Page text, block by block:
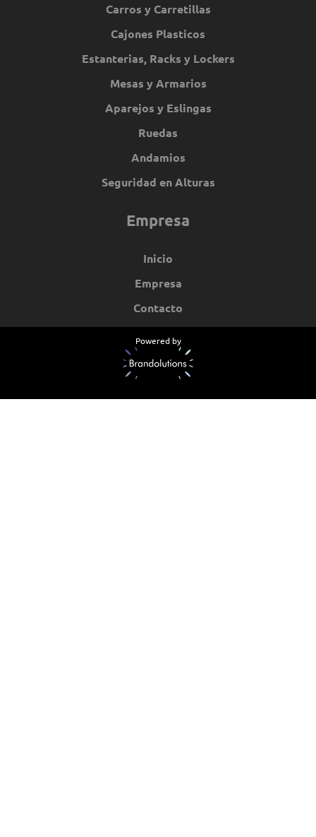
Carros y Carretillas
Cajones Plasticos
Estanterias, Racks y Lockers
Mesas y Armarios
Aparejos y Eslingas
Ruedas
Andamios
Seguridad en Alturas
Empresa
Inicio
Empresa
Contacto
Powered by